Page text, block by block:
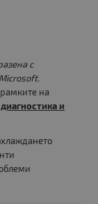
с
на
и